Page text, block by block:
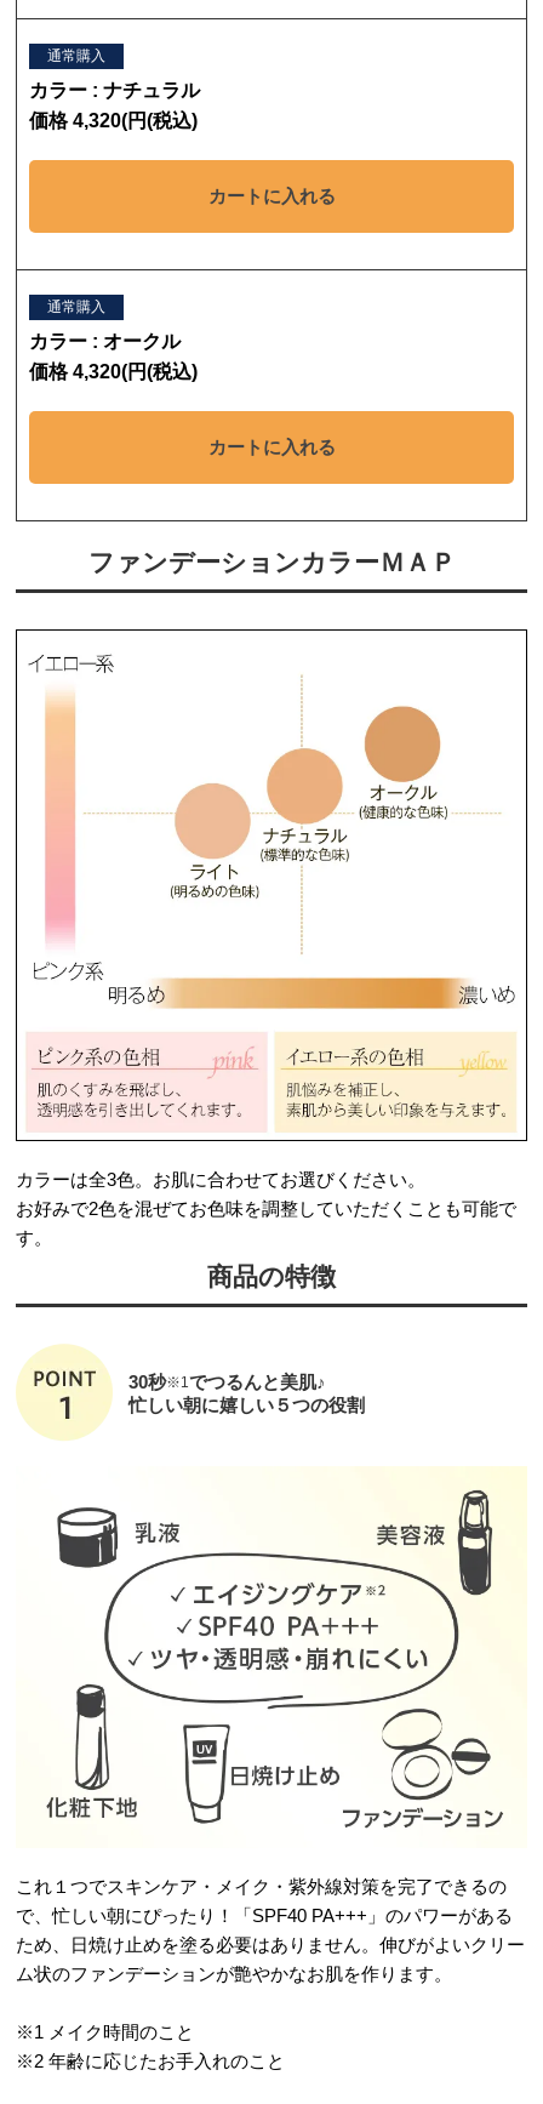
通常購入
カラー : ナチュラル
価格 4,320(円(税込)
カートに入れる
通常購入
カラー : オークル
価格 4,320(円(税込)
カートに入れる
ファンデーションカラーＭＡＰ
カラーは全3色。お肌に合わせてお選びください。
お好みで2色を混ぜてお色味を調整していただくことも可能で
す。
商品の特徴
30秒※1 でつるんと美肌♪
忙しい朝に嬉しい５つの役割
これ１つでスキンケア・メイク・紫外線対策を完了できるの
で、忙しい朝にぴったり！「SPF40 PA+++」のパワーがある
ため、日焼け止めを塗る必要はありません。伸びがよいクリー
ム状のファンデーションが艶やかなお肌を作ります。
※1 メイク時間のこと
※2 年齢に応じたお手入れのこと